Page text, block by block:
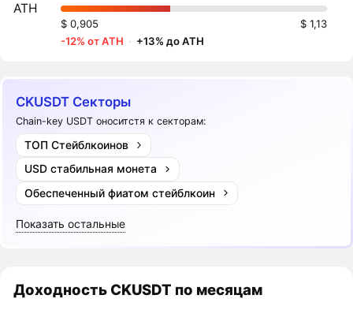
ATH
$ 0,905
$ 1,13
-12% от ATH · +13% до ATH
CKUSDT Секторы
Chain-key USDT оноситстя к секторам:
ТОП Стейблкоинов
USD стабильная монета
Обеспеченный фиатом стейблкоин
Показать остальные
Доходность CKUSDT по месяцам